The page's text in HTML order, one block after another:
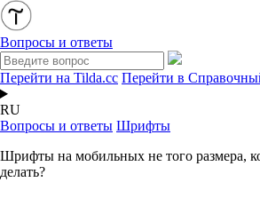
Вопросы и ответы
Перейти на Tilda.cc Перейти в
RU
Вопросы и ответы Шрифты
Шрифты на мобильных не того размера,
делать?